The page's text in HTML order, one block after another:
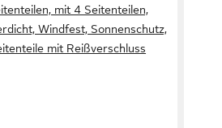
mit 4 Seitenteilen,
Windfest, Sonnenschutz,
mit Reißverschluss